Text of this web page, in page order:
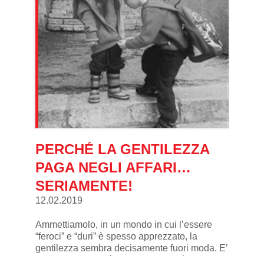
PERCHÉ LA GENTILEZZA
PAGA NEGLI AFFARI…
SERIAMENTE!
12.02.2019
Ammettiamolo, in un mondo in cui l’essere
“feroci” e “duri” è spesso apprezzato, la
gentilezza sembra decisamente fuori moda. E’